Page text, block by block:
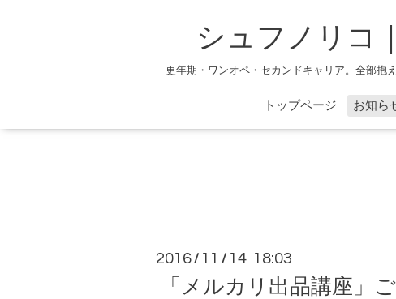
シュフノリコ
更年期・ワンオペ・セカンドキャリア。全部抱
トップページ お知ら
2016 / 11 / 14 18:03
「メルカリ出品講座」